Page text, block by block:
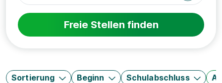
Freie Stellen finden
Sortierung Beginn Schulabschluss